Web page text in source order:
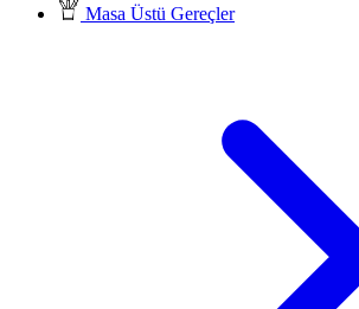
Masa Üstü Gereçler